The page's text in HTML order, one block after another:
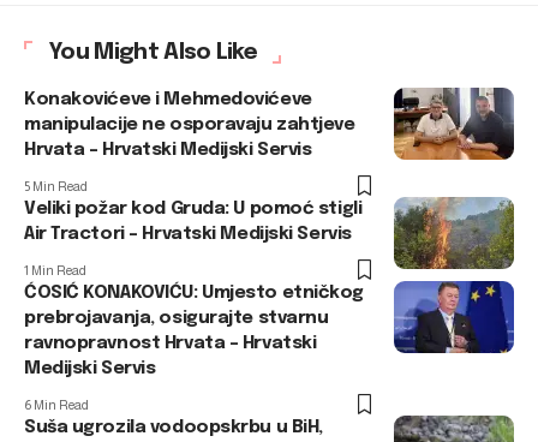
You Might Also Like
Konakovićeve i Mehmedovićeve
manipulacije ne osporavaju zahtjeve
Hrvata – Hrvatski Medijski Servis
5 Min Read
Veliki požar kod Gruda: U pomoć stigli
Air Tractori – Hrvatski Medijski Servis
1 Min Read
ĆOSIĆ KONAKOVIĆU: Umjesto etničkog
prebrojavanja, osigurajte stvarnu
ravnopravnost Hrvata – Hrvatski
Medijski Servis
6 Min Read
Suša ugrozila vodoopskrbu u BiH,